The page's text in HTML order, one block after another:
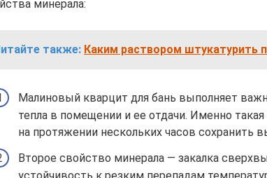
минерала:
также: Каким раствором штукатурить
Малиновый кварцит для бань выполняет
тепла в помещении и ее отдачи. Именно
на протяжении нескольких часов сохранить
Второе свойство минерала — закалка